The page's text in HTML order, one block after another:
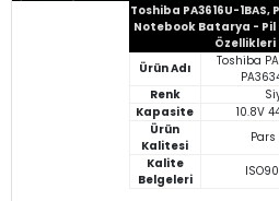
Toshiba PA3616U-1BAS,
Notebook Batarya - Pil
Özellikleri
Ürün Adı
Toshiba
Renk
Kapasite
10.8V
Ürün
Kalitesi
Pars
Kalite
Belgeleri